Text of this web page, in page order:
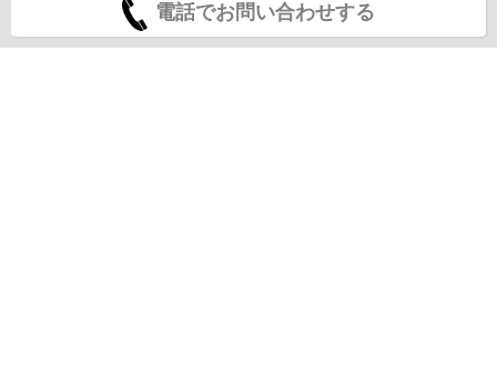
電話でお問い合わせする